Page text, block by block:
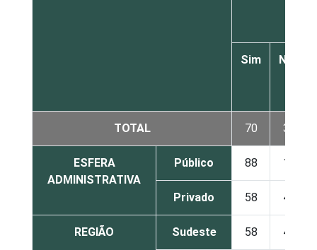
Sim Não
TOTAL 70 30
ESFERA
ADMINISTRATIVA
Público 88 12
Privado 58 42
REGIÃO Sudeste 58 42